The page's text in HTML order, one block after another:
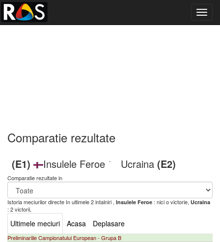
Comparatie rezultate
(E1) Insulele Feroe - Ucraina (E2)
Comparatie rezultate in
Istoria meciurilor directe In ultimele 2 intalniri , Insulele Feroe : nici o victorie, Ucraina
: 2 victorii,
Ultimele meciuri Acasa Deplasare
Preliminariile Campionatului European - Grupa B